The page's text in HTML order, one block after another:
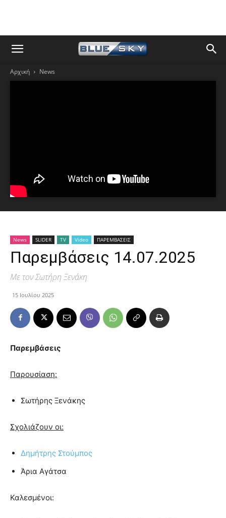
Αρχική News
News SLIDER TV Video ΠΑΡΕΜΒΑΣΕΙΣ
Παρεμβάσεις 14.07.2025
Με τον Σωτήρη Ξενάκη
15 Ιουλίου 2025
Παρεμβάσεις
Παρουσίαση:
Σωτήρης Ξενάκης
Σχολιάζουν οι:
Δημήτρης Στούμπος
Άρια Αγάτσα
Καλεσμένοι: